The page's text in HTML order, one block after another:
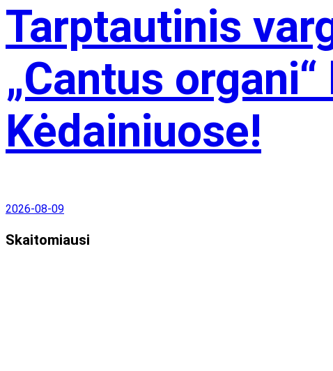
Tarptautinis
„Cantus
Kėdainiuose!
2026-08-09
Skaitomiausi